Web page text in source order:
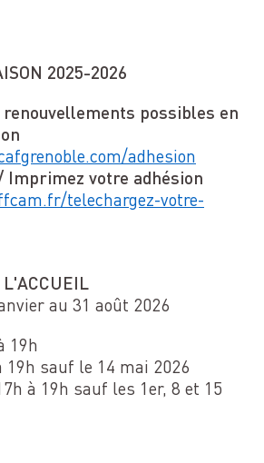
2025-2026
possibles en
adhesion
Imprimez votre adhésion
telechargez-votre-
L'ACCUEIL
au 31 août 2026
19h
19h sauf le 14 mai 2026
à 19h sauf les 1er, 8 et 15